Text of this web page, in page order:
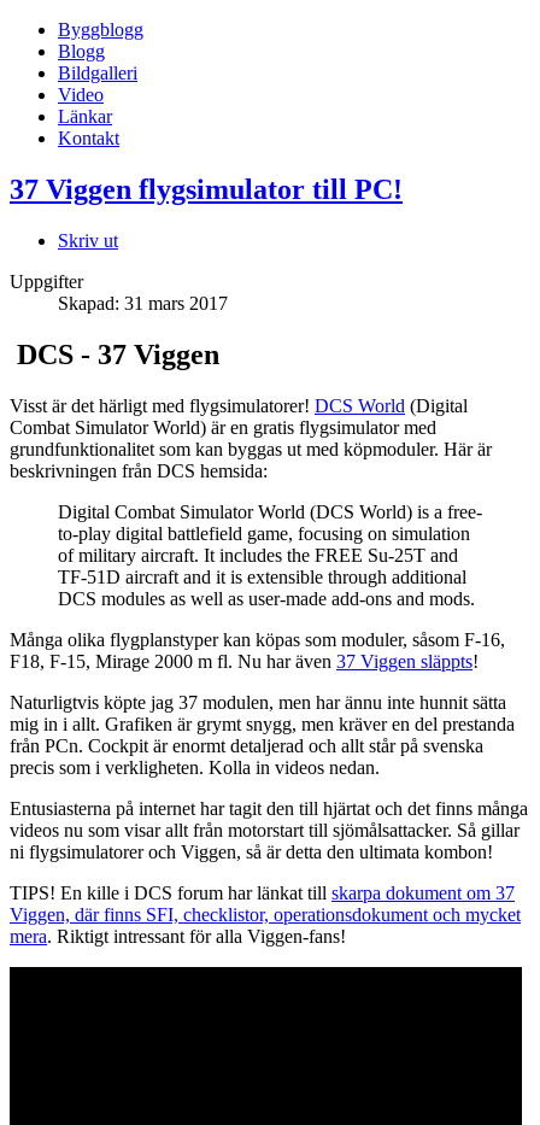
Byggblogg
Blogg
Bildgalleri
Video
Länkar
Kontakt
37 Viggen flygsimulator till PC!
Skriv ut
Uppgifter
Skapad: 31 mars 2017
DCS - 37 Viggen
Visst är det härligt med flygsimulatorer! DCS World (Digital
Combat Simulator World) är en gratis flygsimulator med
grundfunktionalitet som kan byggas ut med köpmoduler. Här är
beskrivningen från DCS hemsida:
Digital Combat Simulator World (DCS World) is a free-
to-play digital battlefield game, focusing on simulation
of military aircraft. It includes the FREE Su-25T and
TF-51D aircraft and it is extensible through additional
DCS modules as well as user-made add-ons and mods.
Många olika flygplanstyper kan köpas som moduler, såsom F-16,
F18, F-15, Mirage 2000 m fl. Nu har även 37 Viggen släppts!
Naturligtvis köpte jag 37 modulen, men har ännu inte hunnit sätta
mig in i allt. Grafiken är grymt snygg, men kräver en del prestanda
från PCn. Cockpit är enormt detaljerad och allt står på svenska
precis som i verkligheten. Kolla in videos nedan.
Entusiasterna på internet har tagit den till hjärtat och det finns många
videos nu som visar allt från motorstart till sjömålsattacker. Så gillar
ni flygsimulatorer och Viggen, så är detta den ultimata kombon!
TIPS! En kille i DCS forum har länkat till skarpa dokument om 37
Viggen, där finns SFI, checklistor, operationsdokument och mycket
mera. Riktigt intressant för alla Viggen-fans!